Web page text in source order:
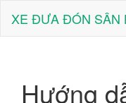
XE ĐƯA ĐÓN SÂN
Hướng